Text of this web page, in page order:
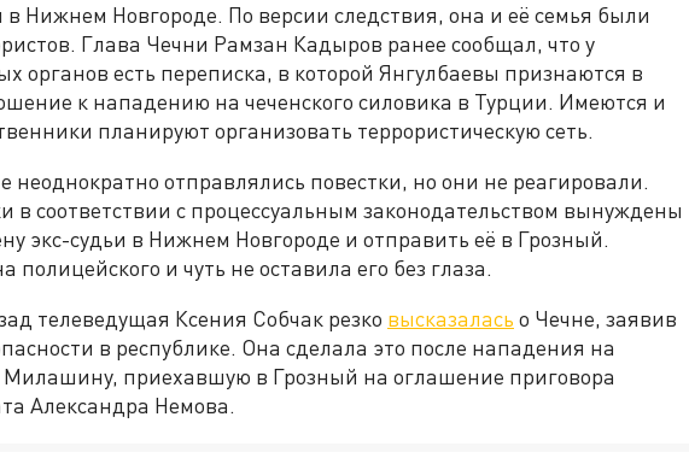
Нижнем Новгороде. По версии следствия, она и её семья были
Глава Чечни Рамзан Кадыров ранее сообщал, что у
органов есть переписка, в которой Янгулбаевы признаются в
к нападению на чеченского силовика в Турции. Имеются и
планируют организовать террористическую сеть.
неоднократно отправлялись повестки, но они не реагировали.
в соответствии с процессуальным законодательством вынуждены
экс-судьи в Нижнем Новгороде и отправить её в Грозный.
и чуть не оставила его без глаза.
телеведущая Ксения Собчак резко высказалась о Чечне, заявив
в республике. Она сделала это после нападения на
Милашину, приехавшую в Грозный на оглашение приговора
Александра Немова.